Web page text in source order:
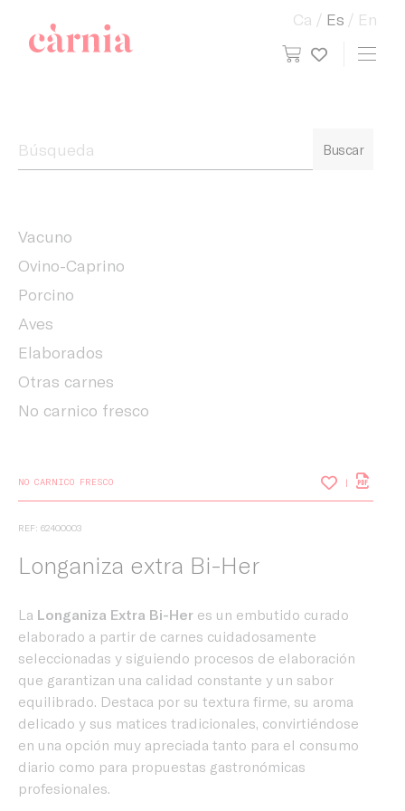
view cartMy
Ca Es En
Buscar
Vacuno
Ovino-Caprino
Porcino
Aves
Elaborados
Otras carnes
No carnico fresco
NO CARNICO FRESCO
REF: 62400003
Longaniza extra Bi-Her
La Longaniza Extra Bi-Her es un embutido curado
elaborado a partir de carnes cuidadosamente
seleccionadas y siguiendo procesos de elaboración
que garantizan una calidad constante y un sabor
equilibrado. Destaca por su textura firme, su aroma
delicado y sus matices tradicionales, convirtiéndose
en una opción muy apreciada tanto para el consumo
diario como para propuestas gastronómicas
profesionales.